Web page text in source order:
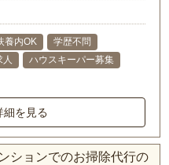
養内OK
学歴不問
人
ハウスキーパー募集
細を見る
ションでのお掃除代行の